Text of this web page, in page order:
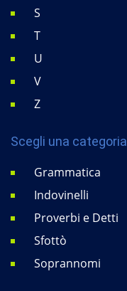
S
T
U
V
Z
Scegli una categoria
Grammatica
Indovinelli
Proverbi e Detti
Sfottò
Soprannomi